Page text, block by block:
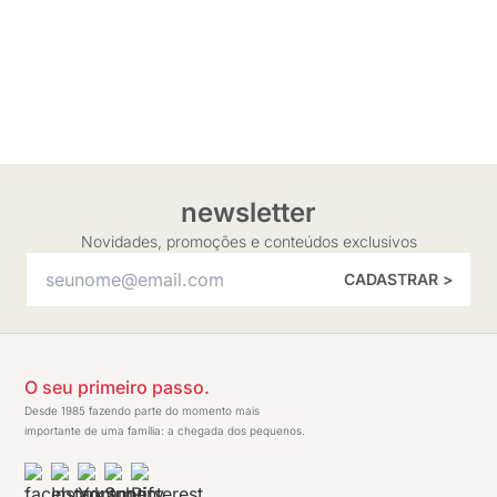
newsletter
Novidades, promoções e conteúdos exclusivos
CADASTRAR >
O seu primeiro passo.
Desde 1985 fazendo parte do momento mais
importante de uma família: a chegada dos pequenos.